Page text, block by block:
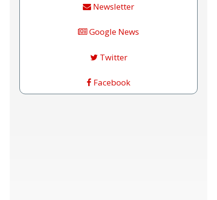
Newsletter
Google News
Twitter
Facebook